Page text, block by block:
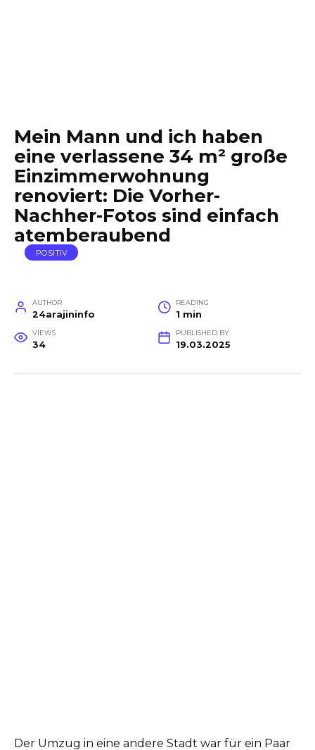
Mein Mann und ich haben
eine verlassene 34 m² große
Einzimmerwohnung
renoviert: Die Vorher-
Nachher-Fotos sind einfach
atemberaubend
POSITIV
AUTHOR
24arajininfo
READING
1 min
VIEWS
34
PUBLISHED BY
19.03.2025
Der Umzug in eine andere Stadt war für ein Paar